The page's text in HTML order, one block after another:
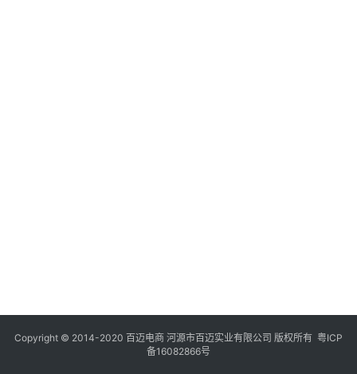
Copyright © 2014-2020 百迈电商 河源市百迈实业有限公司 版权所有 粤ICP
备16082866号